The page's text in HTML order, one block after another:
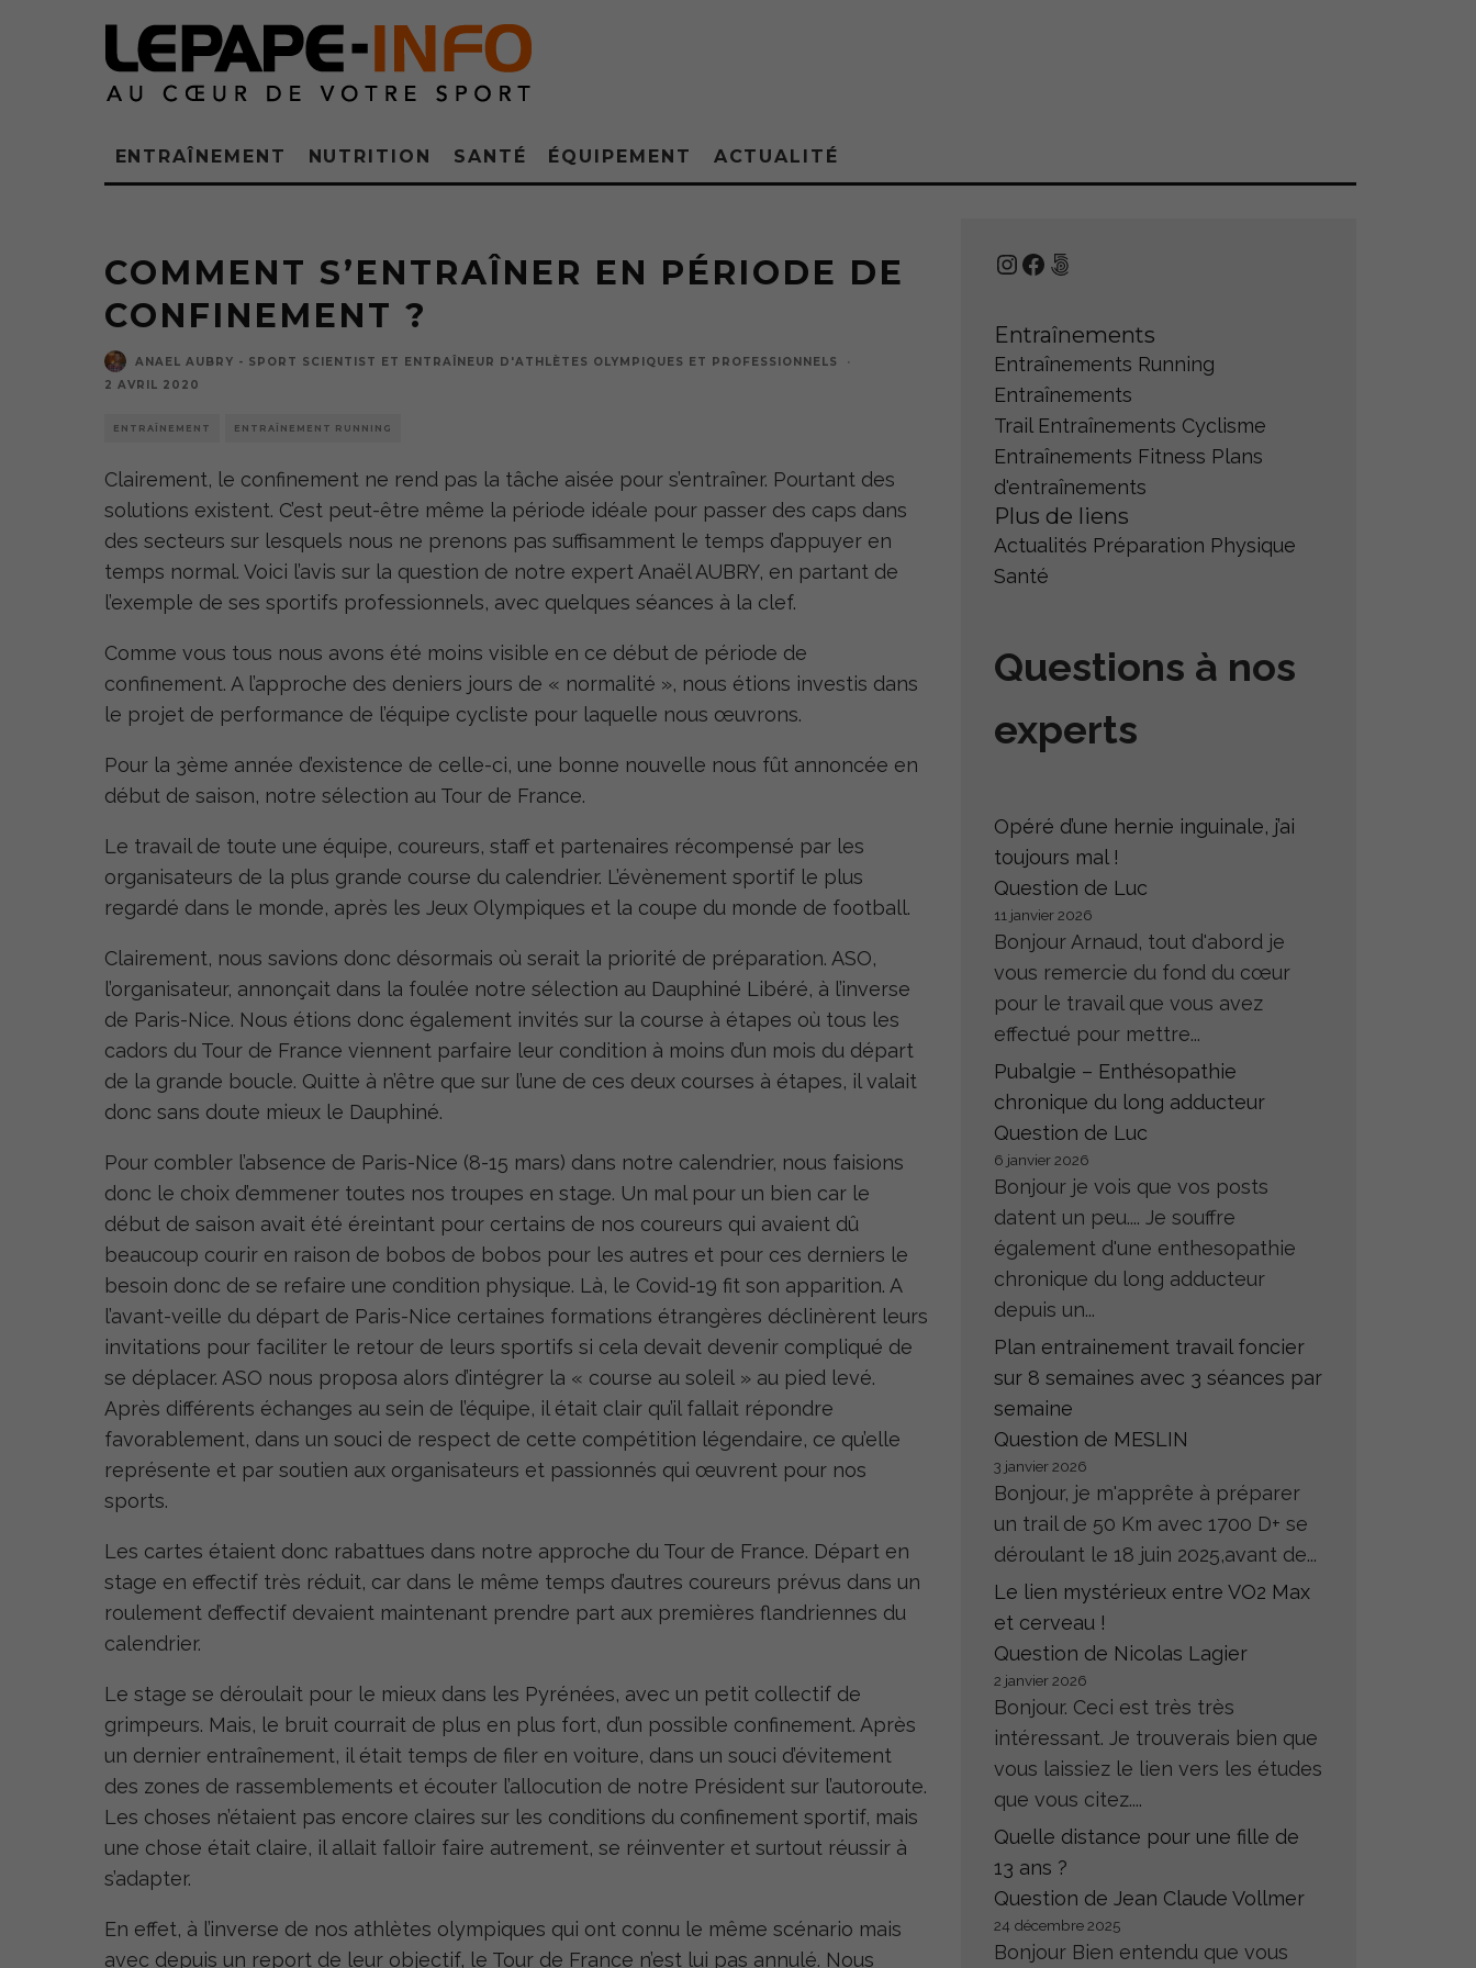
ENTRAÎNEMENT NUTRITION SANTÉ ÉQUIPEMENT ACTUALITÉ
COMMENT S’ENTRAÎNER EN PÉRIODE DE
CONFINEMENT ?
ANAEL AUBRY - SPORT SCIENTIST ET ENTRAÎNEUR D'ATHLÈTES OLYMPIQUES ET PROFESSIONNELS
·
2 AVRIL 2020
ENTRAÎNEMENT ENTRAÎNEMENT RUNNING
Clairement, le confinement ne rend pas la tâche aisée pour s’entraîner. Pourtant des
solutions existent. C’est peut-être même la période idéale pour passer des caps dans
des secteurs sur lesquels nous ne prenons pas suffisamment le temps d’appuyer en
temps normal. Voici l’avis sur la question de notre expert Anaël AUBRY, en partant de
l’exemple de ses sportifs professionnels, avec quelques séances à la clef.
Comme vous tous nous avons été moins visible en ce début de période de
confinement. A l’approche des deniers jours de « normalité », nous étions investis dans
le projet de performance de l’équipe cycliste pour laquelle nous œuvrons.
Pour la 3ème année d’existence de celle-ci, une bonne nouvelle nous fût annoncée en
début de saison, notre sélection au Tour de France.
Le travail de toute une équipe, coureurs, staff et partenaires récompensé par les
organisateurs de la plus grande course du calendrier. L’évènement sportif le plus
regardé dans le monde, après les Jeux Olympiques et la coupe du monde de football.
Clairement, nous savions donc désormais où serait la priorité de préparation. ASO,
l’organisateur, annonçait dans la foulée notre sélection au Dauphiné Libéré, à l’inverse
de Paris-Nice. Nous étions donc également invités sur la course à étapes où tous les
cadors du Tour de France viennent parfaire leur condition à moins d’un mois du départ
de la grande boucle. Quitte à n’être que sur l’une de ces deux courses à étapes, il valait
donc sans doute mieux le Dauphiné.
Pour combler l’absence de Paris-Nice (8-15 mars) dans notre calendrier, nous faisions
donc le choix d’emmener toutes nos troupes en stage. Un mal pour un bien car le
début de saison avait été éreintant pour certains de nos coureurs qui avaient dû
beaucoup courir en raison de bobos de bobos pour les autres et pour ces derniers le
besoin donc de se refaire une condition physique. Là, le Covid-19 fit son apparition. A
l’avant-veille du départ de Paris-Nice certaines formations étrangères déclinèrent leurs
invitations pour faciliter le retour de leurs sportifs si cela devait devenir compliqué de
se déplacer. ASO nous proposa alors d’intégrer la « course au soleil » au pied levé.
Après différents échanges au sein de l’équipe, il était clair qu’il fallait répondre
favorablement, dans un souci de respect de cette compétition légendaire, ce qu’elle
représente et par soutien aux organisateurs et passionnés qui œuvrent pour nos
sports.
Les cartes étaient donc rabattues dans notre approche du Tour de France. Départ en
stage en effectif très réduit, car dans le même temps d’autres coureurs prévus dans un
roulement d’effectif devaient maintenant prendre part aux premières flandriennes du
calendrier.
Le stage se déroulait pour le mieux dans les Pyrénées, avec un petit collectif de
grimpeurs. Mais, le bruit courrait de plus en plus fort, d’un possible confinement. Après
un dernier entraînement, il était temps de filer en voiture, dans un souci d’évitement
des zones de rassemblements et écouter l’allocution de notre Président sur l’autoroute.
Les choses n’étaient pas encore claires sur les conditions du confinement sportif, mais
une chose était claire, il allait falloir faire autrement, se réinventer et surtout réussir à
s’adapter.
En effet, à l’inverse de nos athlètes olympiques qui ont connu le même scénario mais
avec depuis un report de leur objectif, le Tour de France n’est lui pas annulé. Nous
Instagram
Facebook
500px
Entraînements
Entraînements Running
Entraînements
Trail Entraînements Cyclisme
Entraînements Fitness Plans
d'entraînements
Plus de liens
Actualités Préparation Physique
Santé
Questions à nos
experts
Opéré d’une hernie inguinale, j’ai
toujours mal !
Question de Luc
11 janvier 2026
Bonjour Arnaud, tout d'abord je
vous remercie du fond du cœur
pour le travail que vous avez
effectué pour mettre...
Pubalgie – Enthésopathie
chronique du long adducteur
Question de Luc
6 janvier 2026
Bonjour je vois que vos posts
datent un peu.... Je souffre
également d'une enthesopathie
chronique du long adducteur
depuis un...
Plan entrainement travail foncier
sur 8 semaines avec 3 séances par
semaine
Question de MESLIN
3 janvier 2026
Bonjour, je m'apprête à préparer
un trail de 50 Km avec 1700 D+ se
déroulant le 18 juin 2025,avant de...
Le lien mystérieux entre VO2 Max
et cerveau !
Question de Nicolas Lagier
2 janvier 2026
Bonjour. Ceci est très très
intéressant. Je trouverais bien que
vous laissiez le lien vers les études
que vous citez....
Quelle distance pour une fille de
13 ans ?
Question de Jean Claude Vollmer
24 décembre 2025
Bonjour Bien entendu que vous